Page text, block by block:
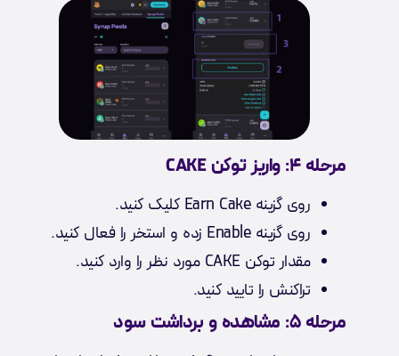
مرحله ۴: واریز توکن CAKE
روی گزینه Earn Cake کلیک کنید.
روی گزینه Enable زده و استخر را فعال کنید.
مقدار توکن CAKE مورد نظر را وارد کنید.
تراکنش را تایید کنید.
مرحله ۵: مشاهده و برداشت سود